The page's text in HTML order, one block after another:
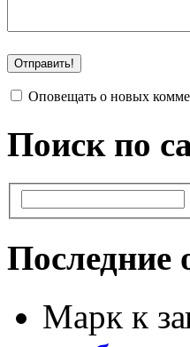
Оповещать о новых
Поиск по
Последние
Марк к